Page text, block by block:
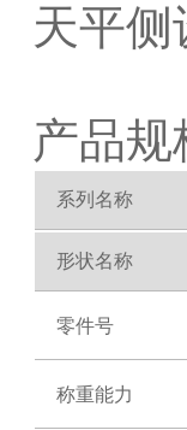
天平
产品规
系列名称
形状名称
零件号
称重能力